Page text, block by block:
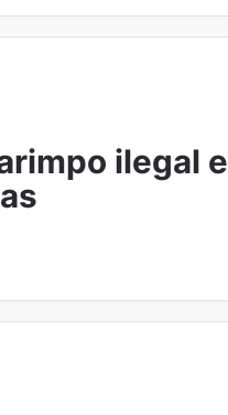
ilegal e